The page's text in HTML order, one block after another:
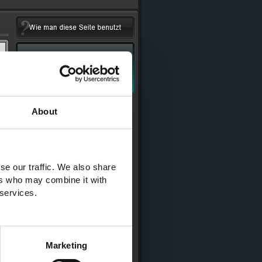
About
our traffic. We also share
who may combine it with
Marketing